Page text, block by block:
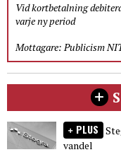
Vid kortbetalning
varje ny period
Mottagare: Publicism
PLUS
vandel